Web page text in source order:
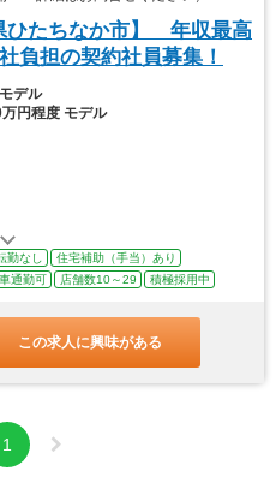
ひたちなか市】 年収最高
負担の契約社員募集！
デル
円程度 モデル
勤なし
住宅補助（手当）あり
車通勤可 店舗数10～29 積極採用中
この求人に興味がある
1